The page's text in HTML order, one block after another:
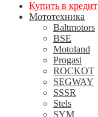
Купить в кредит
Мототехника
Baltmotors
BSE
Motoland
Progasi
ROCKOT
SEGWAY
SSSR
Stels
SYM